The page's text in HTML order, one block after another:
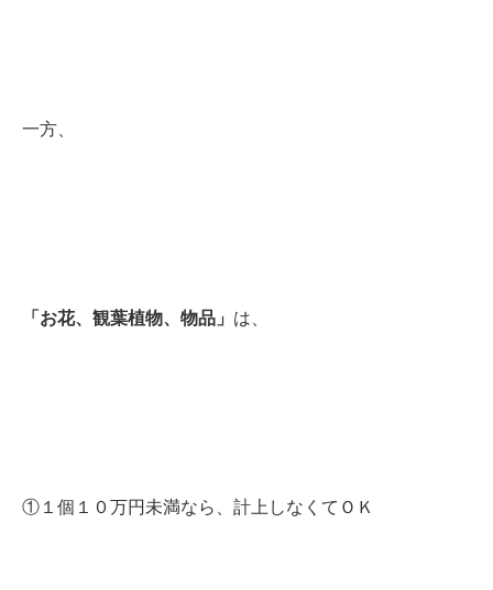
一方、
「お花、観葉植物、物品」 は、
①１個１０万円未満なら、計上しなくてＯＫ